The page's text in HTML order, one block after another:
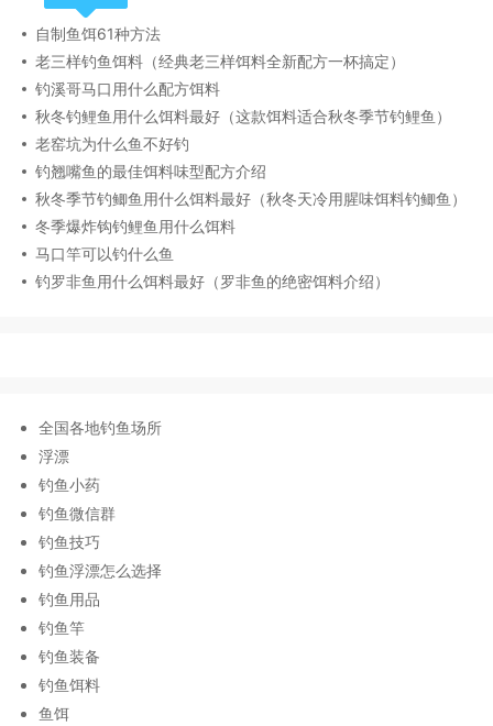
自制鱼饵61种方法
老三样钓鱼饵料（经典老三样饵料全新配方一杯搞定）
钓溪哥马口用什么配方饵料
秋冬钓鲤鱼用什么饵料最好（这款饵料适合秋冬季节钓鲤鱼）
老窑坑为什么鱼不好钓
钓翘嘴鱼的最佳饵料味型配方介绍
秋冬季节钓鲫鱼用什么饵料最好（秋冬天冷用腥味饵料钓鲫鱼）
冬季爆炸钩钓鲤鱼用什么饵料
马口竿可以钓什么鱼
钓罗非鱼用什么饵料最好（罗非鱼的绝密饵料介绍）
全国各地钓鱼场所
浮漂
钓鱼小药
钓鱼微信群
钓鱼技巧
钓鱼浮漂怎么选择
钓鱼用品
钓鱼竿
钓鱼装备
钓鱼饵料
鱼饵